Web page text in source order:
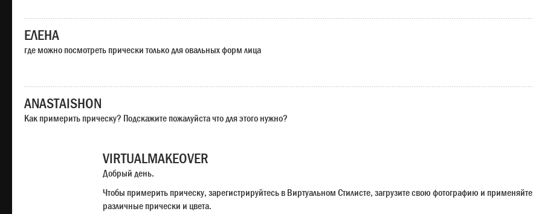
ЕЛЕНА
где можно посмотреть прически только для овальных форм лица
ANASTAISHON
Как примерить прическу? Подскажите пожалуйста что для этого нужно?
VIRTUALMAKEOVER
Добрый день.
Чтобы примерить прическу, зарегистрируйтесь в Виртуальном Стилисте, загрузите свою фотографию и применяйте
различные прически и цвета.